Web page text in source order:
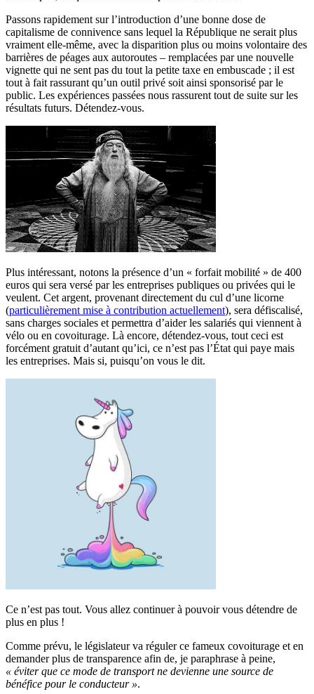
Passons rapidement sur l’introduction d’une bonne dose de
capitalisme de connivence sans lequel la République ne serait plus
vraiment elle-même, avec la disparition plus ou moins volontaire des
barrières de péages aux autoroutes – remplacées par une nouvelle
vignette qui ne sent pas du tout la petite taxe en embuscade ; il est
tout à fait rassurant qu’un outil privé soit ainsi sponsorisé par le
public. Les expériences passées nous rassurent tout de suite sur les
résultats futurs. Détendez-vous.
Plus intéressant, notons la présence d’un « forfait mobilité » de 400
euros qui sera versé par les entreprises publiques ou privées qui le
veulent. Cet argent, provenant directement du cul d’une licorne
(particulièrement mise à contribution actuellement), sera défiscalisé,
sans charges sociales et permettra d’aider les salariés qui viennent à
vélo ou en covoiturage. Là encore, détendez-vous, tout ceci est
forcément gratuit d’autant qu’ici, ce n’est pas l’État qui paye mais
les entreprises. Mais si, puisqu’on vous le dit.
Ce n’est pas tout. Vous allez continuer à pouvoir vous détendre de
plus en plus !
Comme prévu, le législateur va réguler ce fameux covoiturage et en
demander plus de transparence afin de, je paraphrase à peine,
« éviter que ce mode de transport ne devienne une source de
bénéfice pour le conducteur ».